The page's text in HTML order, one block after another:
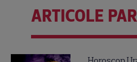
ARTICOLE